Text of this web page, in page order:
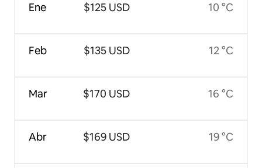
Ene
Feb
Mar
Abr
$125 USD
$135 USD
$170 USD
$169 USD
10 °C
12 °C
16 °C
19 °C